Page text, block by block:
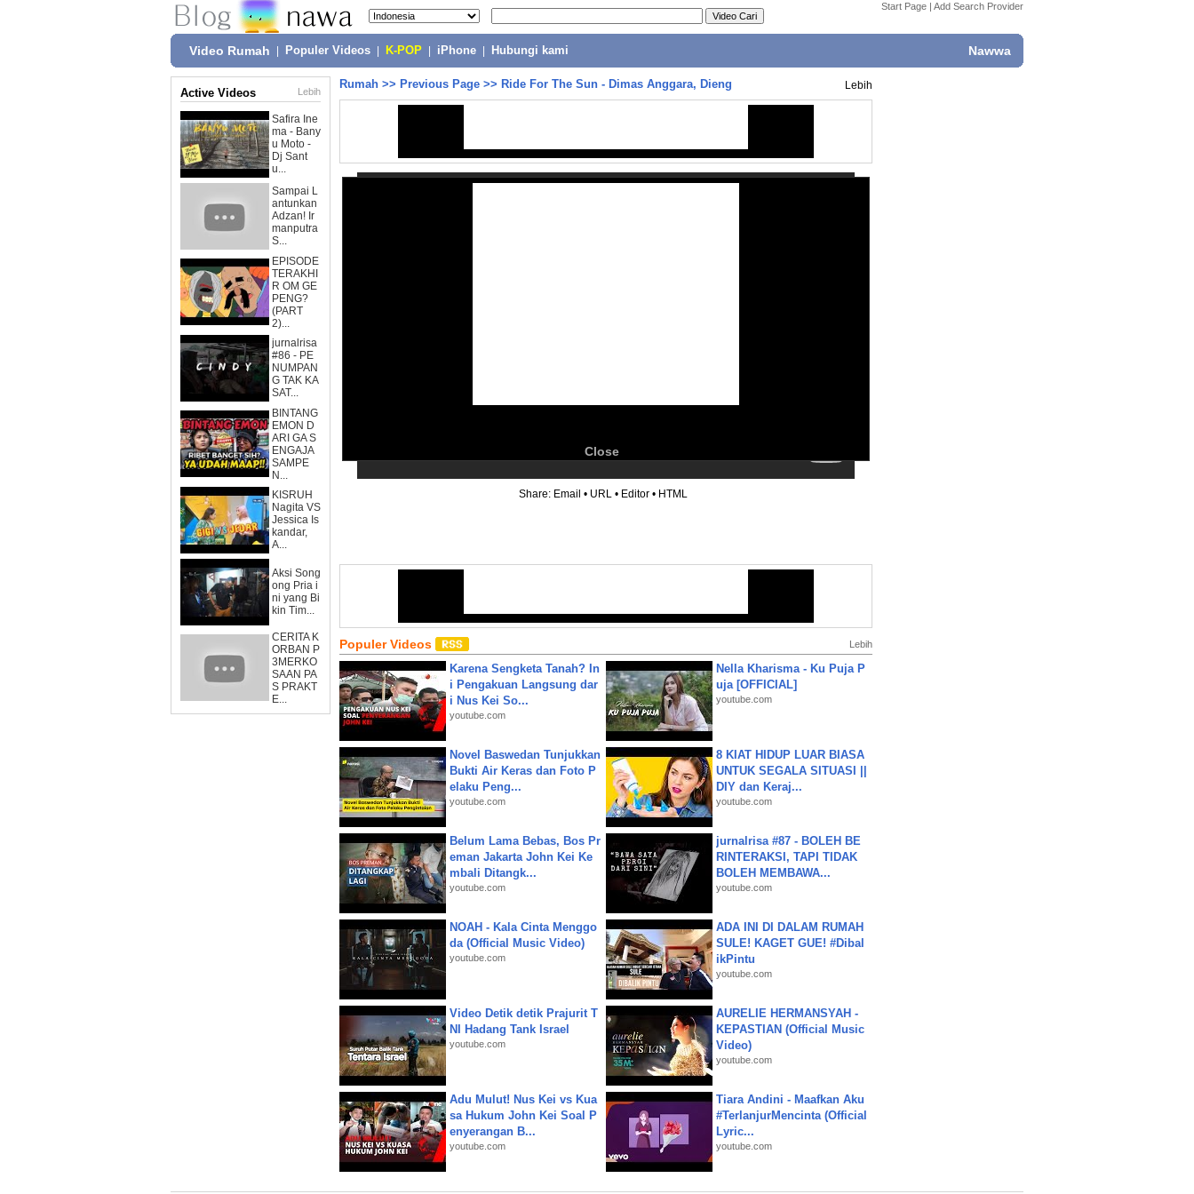
Start Page | Add Search Provider
Video Rumah Populer Videos K-POP iPhone Hubungi kami Nawwa
Active Videos Lebih
Safira Ine
ma - Bany
u Moto -
Dj Sant
u...
Sampai L
antunkan
Adzan! Ir
manputra
S...
EPISODE
TERAKHI
R OM GE
PENG?
(PART
2)...
jurnalrisa
#86 - PE
NUMPAN
G TAK KA
SAT...
BINTANG
EMON D
ARI GA S
ENGAJA
SAMPE
N...
KISRUH
Nagita VS
Jessica Is
kandar,
A...
Aksi Song
ong Pria i
ni yang Bi
kin Tim...
CERITA K
ORBAN P
3MERKO
SAAN PA
S PRAKT
E...
Rumah >> Previous Page >> Ride For The Sun - Dimas Anggara, Dieng Lebih
Close
Share: Email • URL • Editor • HTML
Populer Videos Lebih
Karena Sengketa Tanah? In
i Pengakuan Langsung dar
i Nus Kei So...
youtube.com
Nella Kharisma - Ku Puja P
uja [OFFICIAL]
youtube.com
Novel Baswedan Tunjukkan
Bukti Air Keras dan Foto P
elaku Peng...
youtube.com
8 KIAT HIDUP LUAR BIASA
UNTUK SEGALA SITUASI ||
DIY dan Keraj...
youtube.com
Belum Lama Bebas, Bos Pr
eman Jakarta John Kei Ke
mbali Ditangk...
youtube.com
jurnalrisa #87 - BOLEH BE
RINTERAKSI, TAPI TIDAK
BOLEH MEMBAWA...
youtube.com
NOAH - Kala Cinta Menggo
da (Official Music Video)
youtube.com
ADA INI DI DALAM RUMAH
SULE! KAGET GUE! #Dibal
ikPintu
youtube.com
Video Detik detik Prajurit T
NI Hadang Tank Israel
youtube.com
AURELIE HERMANSYAH -
KEPASTIAN (Official Music
Video)
youtube.com
Adu Mulut! Nus Kei vs Kua
sa Hukum John Kei Soal P
enyerangan B...
youtube.com
Tiara Andini - Maafkan Aku
#TerlanjurMencinta (Official
Lyric...
youtube.com